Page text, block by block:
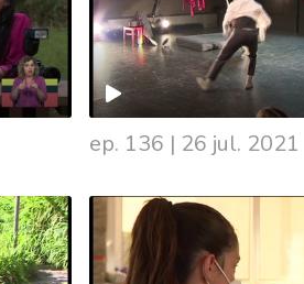
ep. 136 | 26 jul. 2021